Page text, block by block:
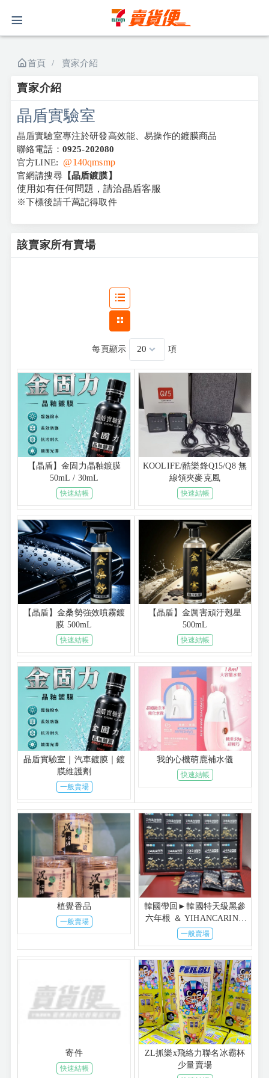
首頁 賣家介紹
賣家介紹
晶盾實驗室
晶盾實驗室專注於研發高效能、易操作的鍍膜商品
聯絡電話： 0925-202080
官方LINE: @140qmsmp
官網請搜尋【晶盾鍍膜】
使用如有任何問題，請洽晶盾客服
※下標後請千萬記得取件
該賣家所有賣場
每頁顯示 項
【晶盾】金固力晶釉鍍膜
50mL / 30mL
快速結帳
KOOLIFE/酷樂鋒Q15/Q8 無
線領夾麥克風
快速結帳
【晶盾】金桑勢強效噴霧鍍
膜 500mL
快速結帳
【晶盾】金厲害頑汙剋星
500mL
快速結帳
晶盾實驗室｜汽車鍍膜｜鍍
膜維護劑
一般賣場
我的心機萌鹿補水儀
快速結帳
植覺香品
一般賣場
韓國帶回►韓國特天級黑參
六年根 ＆ YIHANCARINO
麗仁堂保養品
一般賣場
寄件
快速結帳
ZL抓樂x飛絡力聯名冰霸杯
少量賣場